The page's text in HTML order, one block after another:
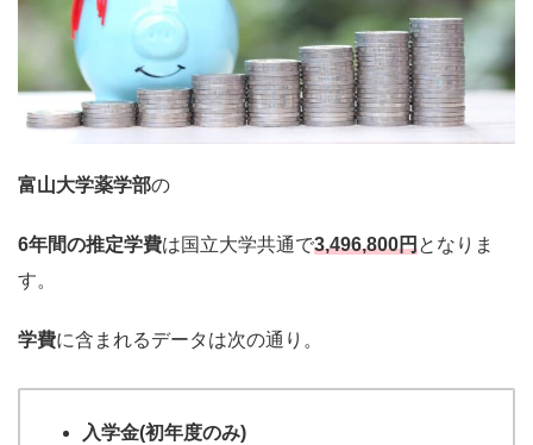
富山大学薬学部の
6年間の推定学費は国立大学共通で3,496,800円となりま
す。
学費に含まれるデータは次の通り。
入学金(初年度のみ)